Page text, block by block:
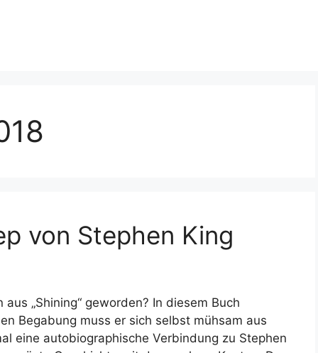
von Stephen King
„Shining“ geworden? In diesem Buch
Begabung muss er sich selbst mühsam aus
eine autobiographische Verbindung zu Stephen